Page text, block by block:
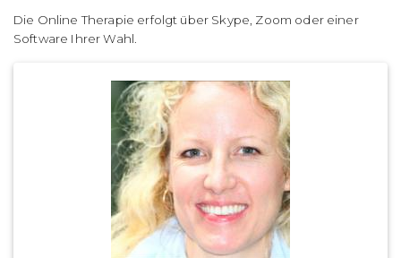
Die Online Therapie erfolgt über Skype, Zoom oder einer
Software Ihrer Wahl.